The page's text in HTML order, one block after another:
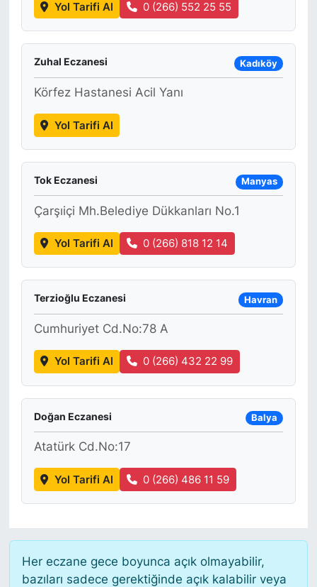
Yol Tarifi Al 0 (266) 552 25 55
Zuhal Eczanesi Kadıköy
Körfez Hastanesi Acil Yanı
Yol Tarifi Al
Tok Eczanesi Manyas
Çarşıiçi Mh.Belediye Dükkanları No.1
Yol Tarifi Al 0 (266) 818 12 14
Terzioğlu Eczanesi Havran
Cumhuriyet Cd.No:78 A
Yol Tarifi Al 0 (266) 432 22 99
Doğan Eczanesi Balya
Atatürk Cd.No:17
Yol Tarifi Al 0 (266) 486 11 59
Her eczane gece boyunca açık olmayabilir,
bazıları sadece gerektiğinde açık kalabilir veya